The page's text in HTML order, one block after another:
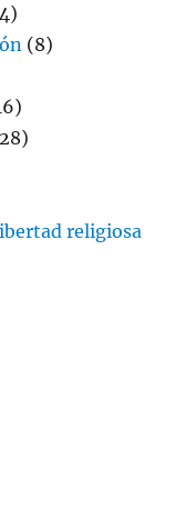
(8)
religiosa